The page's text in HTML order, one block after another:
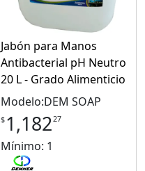
Jabón para Manos
Antibacterial pH Neutro
20 L - Grado Alimenticio
Modelo:DEM SOAP
$ 1,182 27
Mínimo: 1